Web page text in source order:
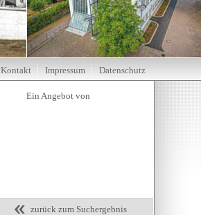
zurück zum Suchergebnis
Kontakt Impressum Datenschutz